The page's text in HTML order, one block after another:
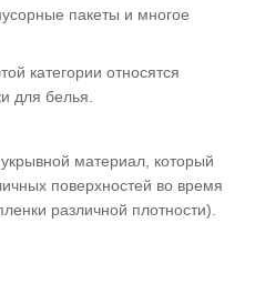
пакеты и многое
категории относятся
для белья.
материал, который
поверхностей во время
различной плотности).